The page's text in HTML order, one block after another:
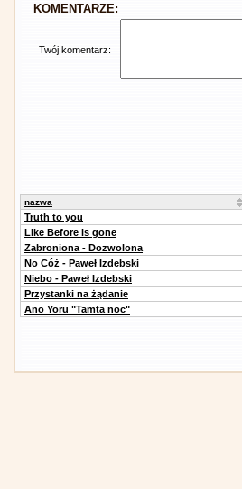
KOMENTARZE:
Twój komentarz:
nazwa
Truth to you
Like Before is gone
Zabroniona - Dozwolona
No Cóż - Paweł Izdebski
Niebo - Paweł Izdebski
Przystanki na żądanie
Ano Yoru "Tamta noc"